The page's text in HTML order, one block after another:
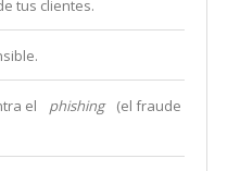
tus clientes.
el phishing
(el fraude